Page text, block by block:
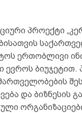
პროექტი
ერთობლივი
ევროს ბიუჯეტით.
და ბიზნესის